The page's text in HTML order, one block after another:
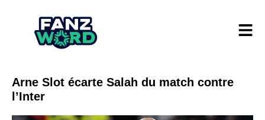
Arne Slot écarte Salah du match contre
l’Inter